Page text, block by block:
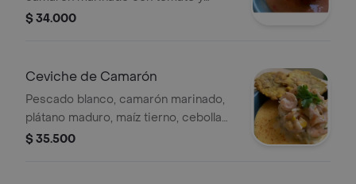
cebolla morada. Acompañado de
$ 34.000
Ceviche de Camarón
Pescado blanco, camarón marinado,
plátano maduro, maíz tierno, cebolla
morada en plumas y mayonesa de la
$ 35.500